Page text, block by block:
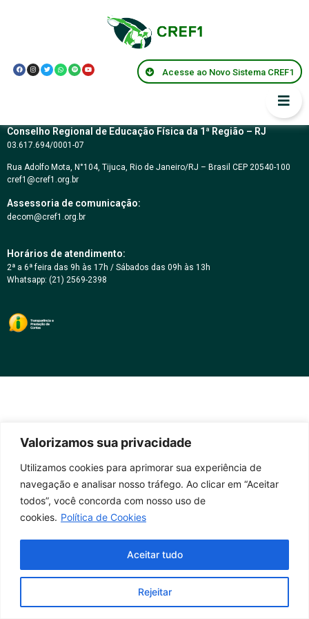
Valorizamos sua privacidade
Utilizamos cookies para aprimorar sua experiência de
navegação e analisar nosso tráfego. Ao clicar em “Aceitar
todos”, você concorda com nosso uso de
cookies. Política de Cookies
Rejeitar
Aceitar tudo
Acesse ao Novo Sistema CREF1
Samara Falcão
Jardim
Conselho Regional de Educação Física da 1ª Região – RJ
03.617.694/0001-07
Rua Adolfo Mota, N°104, Tijuca, Rio de Janeiro/RJ – Brasil CEP 20540-100
cref1@cref1.org.br
Assessoria de comunicação:
decom@cref1.org.br
Horários de atendimento:
2ª a 6ª feira das 9h às 17h / Sábados das 09h às 13h
Whatsapp: (21) 2569-2398